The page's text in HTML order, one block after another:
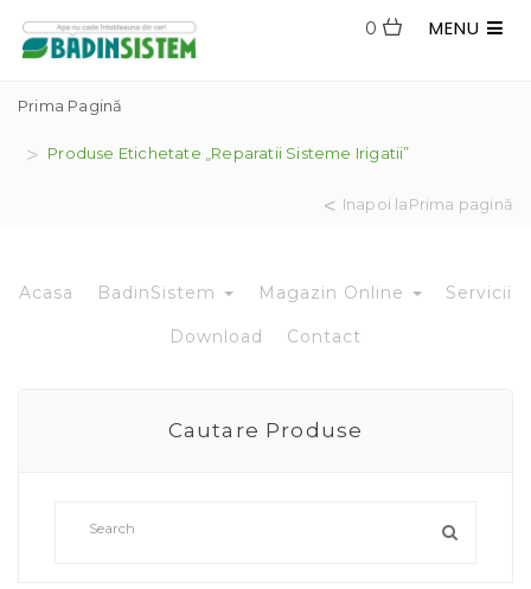
MENU
0
Prima Pagină
Produse Etichetate „reparatii Sisteme Irigatii”
Inapoi laPrima pagină
Acasa BadinSistem Magazin Online Servicii
Download Contact
Cautare Produse